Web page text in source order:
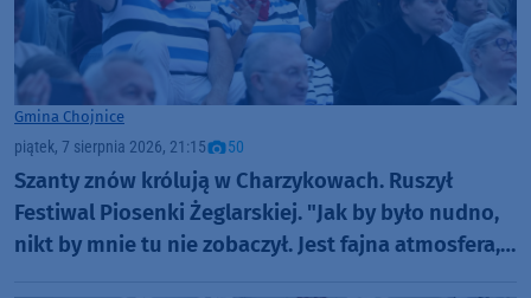
Gmina Chojnice
piątek, 7 sierpnia 2026, 21:15 50
Szanty znów królują w Charzykowach. Ruszył
Festiwal Piosenki Żeglarskiej. "Jak by było nudno,
nikt by mnie tu nie zobaczył. Jest fajna atmosfera,